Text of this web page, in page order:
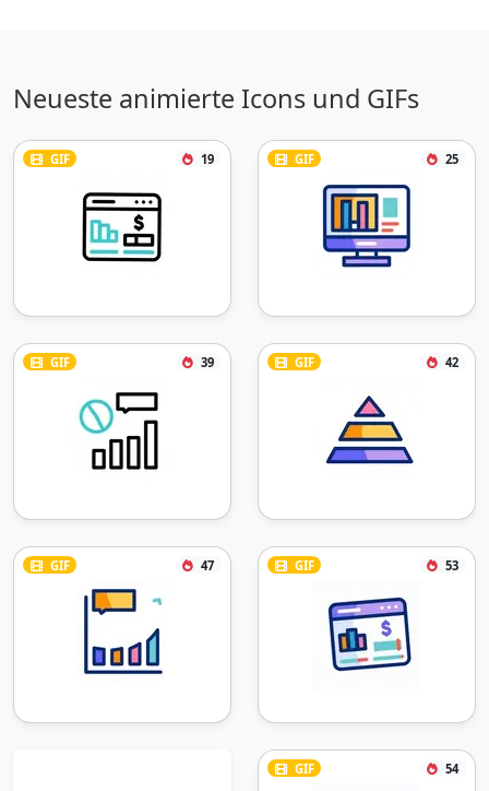
Neueste animierte Icons und GIFs
GIF 19 GIF 25
GIF 39 GIF 42
GIF 47 GIF 53
GIF 54